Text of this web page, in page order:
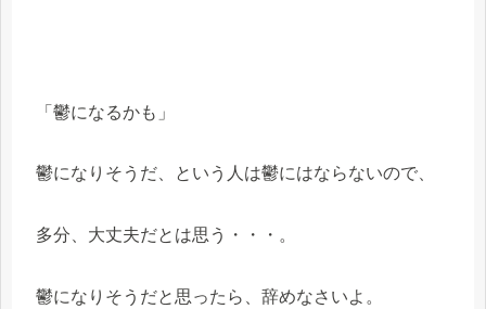
「鬱になるかも」
鬱になりそうだ、という人は鬱にはならないので、
多分、大丈夫だとは思う・・・。
鬱になりそうだと思ったら、辞めなさいよ。